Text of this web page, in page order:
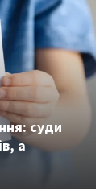
суди
а
Next